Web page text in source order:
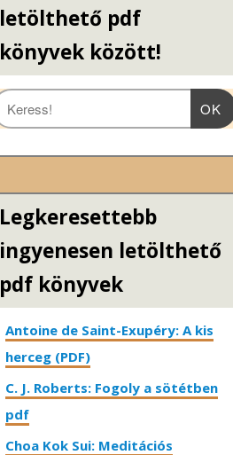
letölthető pdf
könyvek között!
OK
Legkeresettebb
ingyenesen letölthető
pdf könyvek
Antoine de Saint-Exupéry: A kis
herceg (PDF)
C. J. Roberts: Fogoly a sötétben
pdf
Choa Kok Sui: Meditációs